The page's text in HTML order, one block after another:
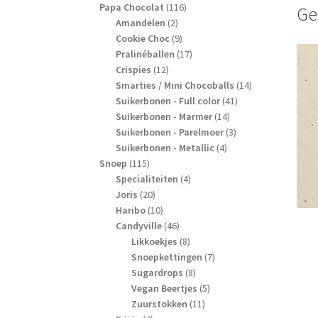
producten
Papa Chocolat 116116
Amandelen 22
producten
Cookie Choc 99
producten
Pralinéballen 1717
Crispies 1212
producten
Smarties / Mini Chocoballs 1414
Suikerbonen - Full color 4141
Suikerbonen - Marmer 1414
producten
Suikerbonen - Parelmoer 33
Suikerbonen - Metallic 44
Snoep 115115
producten
Specialiteiten 44
Joris 2020
producten
Haribo 1010
producten
Candyville 4646
producten
Likkoekjes 88
producten
Snoepkettingen 77
Sugardrops 88
producten
Vegan Beertjes 55
Zuurstokken 1111